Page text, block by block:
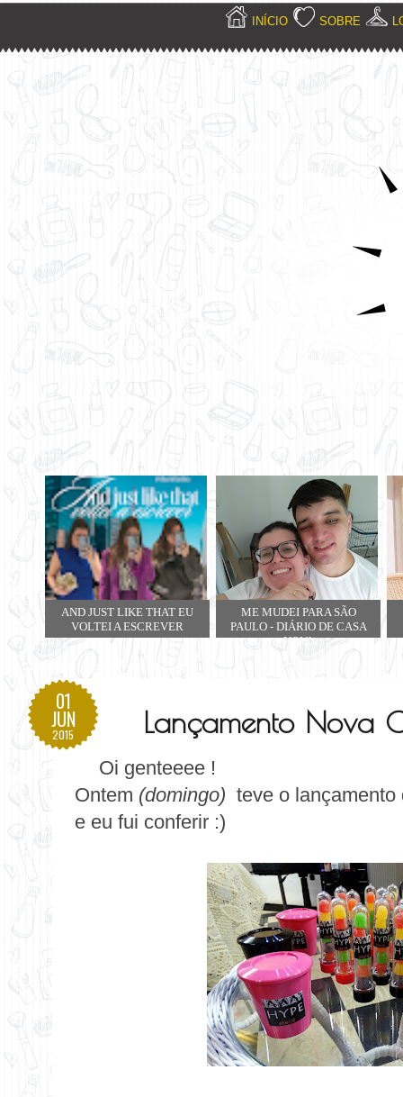
INÍCIO SOBRE
AND JUST LIKE THAT EU
VOLTEI A ESCREVER
ME MUDEI PARA SÃO
PAULO - DIÁRIO DE CASA
NOVA
01
JUN
2015 Lançamento Nova
Oi genteeee !
Ontem (domingo) teve o
e eu fui conferir :)